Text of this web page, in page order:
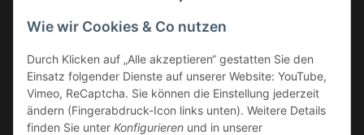
Wie wir Cookies & Co nutzen
Durch Klicken auf „Alle akzeptieren“ gestatten Sie den
Einsatz folgender Dienste auf unserer Website: YouTube,
Vimeo, ReCaptcha. Sie können die Einstellung jederzeit
ändern (Fingerabdruck-Icon links unten). Weitere Details
finden Sie unter Konfigurieren und in unserer
E-Mail:mail@tk-carparts.de
Montag-Donnerstag von 13 bis 16 Uhr